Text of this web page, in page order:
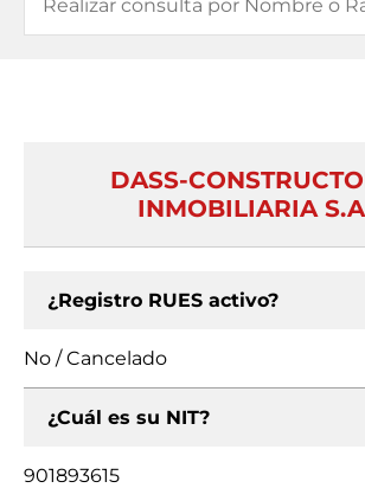
DASS-
INMOBILIARIA
¿Registro RUES activo?
No / Cancelado
¿Cuál es su NIT?
901893615